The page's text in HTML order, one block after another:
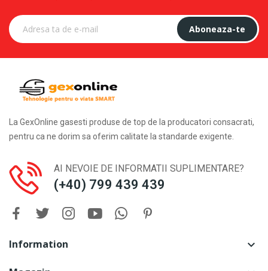
Aboneaza-te
La GexOnline gasesti produse de top de la producatori consacrati,
pentru ca ne dorim sa oferim calitate la standarde exigente.
AI NEVOIE DE INFORMATII SUPLIMENTARE?
(+40) 799 439 439
Information 